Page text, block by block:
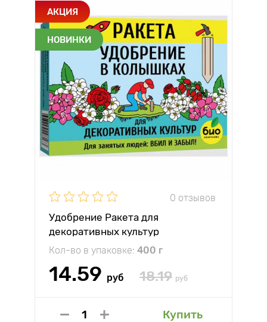
АКЦИЯ
НОВИНКИ
0 отзывов
Удобрение Ракета для
декоративных культур
Кол-во в упаковке: 400 г
14.59 руб 18.19 руб
Купить